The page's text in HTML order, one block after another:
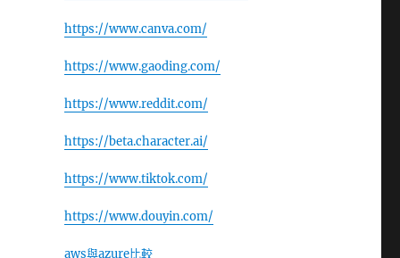
https://www.canva.com/
https://www.gaoding.com/
https://www.reddit.com/
https://beta.character.ai/
https://www.tiktok.com/
https://www.douyin.com/
aws與azure比較